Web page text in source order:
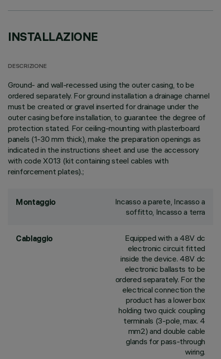
INSTALLAZIONE
DESCRIZIONE
Ground- and wall-recessed using the outer casing, to be
ordered separately. For ground installation a drainage channel
must be created or gravel inserted for drainage under the
outer casing before installation, to guarantee the degree of
protection stated. For ceiling-mounting with plasterboard
panels (1-30 mm thick), make the preparation openings as
indicated in the instructions sheet and use the accessory
with code X013 (kit containing steel cables with
reinforcement plates).;
Montaggio
Incasso a parete, Incasso a
soffitto, Incasso a terra
Cablaggio
Equipped with a 48V dc
electronic circuit fitted
inside the device. 48V dc
electronic ballasts to be
ordered separately. For the
electrical connection the
product has a lower box
holding two quick coupling
terminals (3-pole, max. 4
mm2) and double cable
glands for pass-through
wiring.